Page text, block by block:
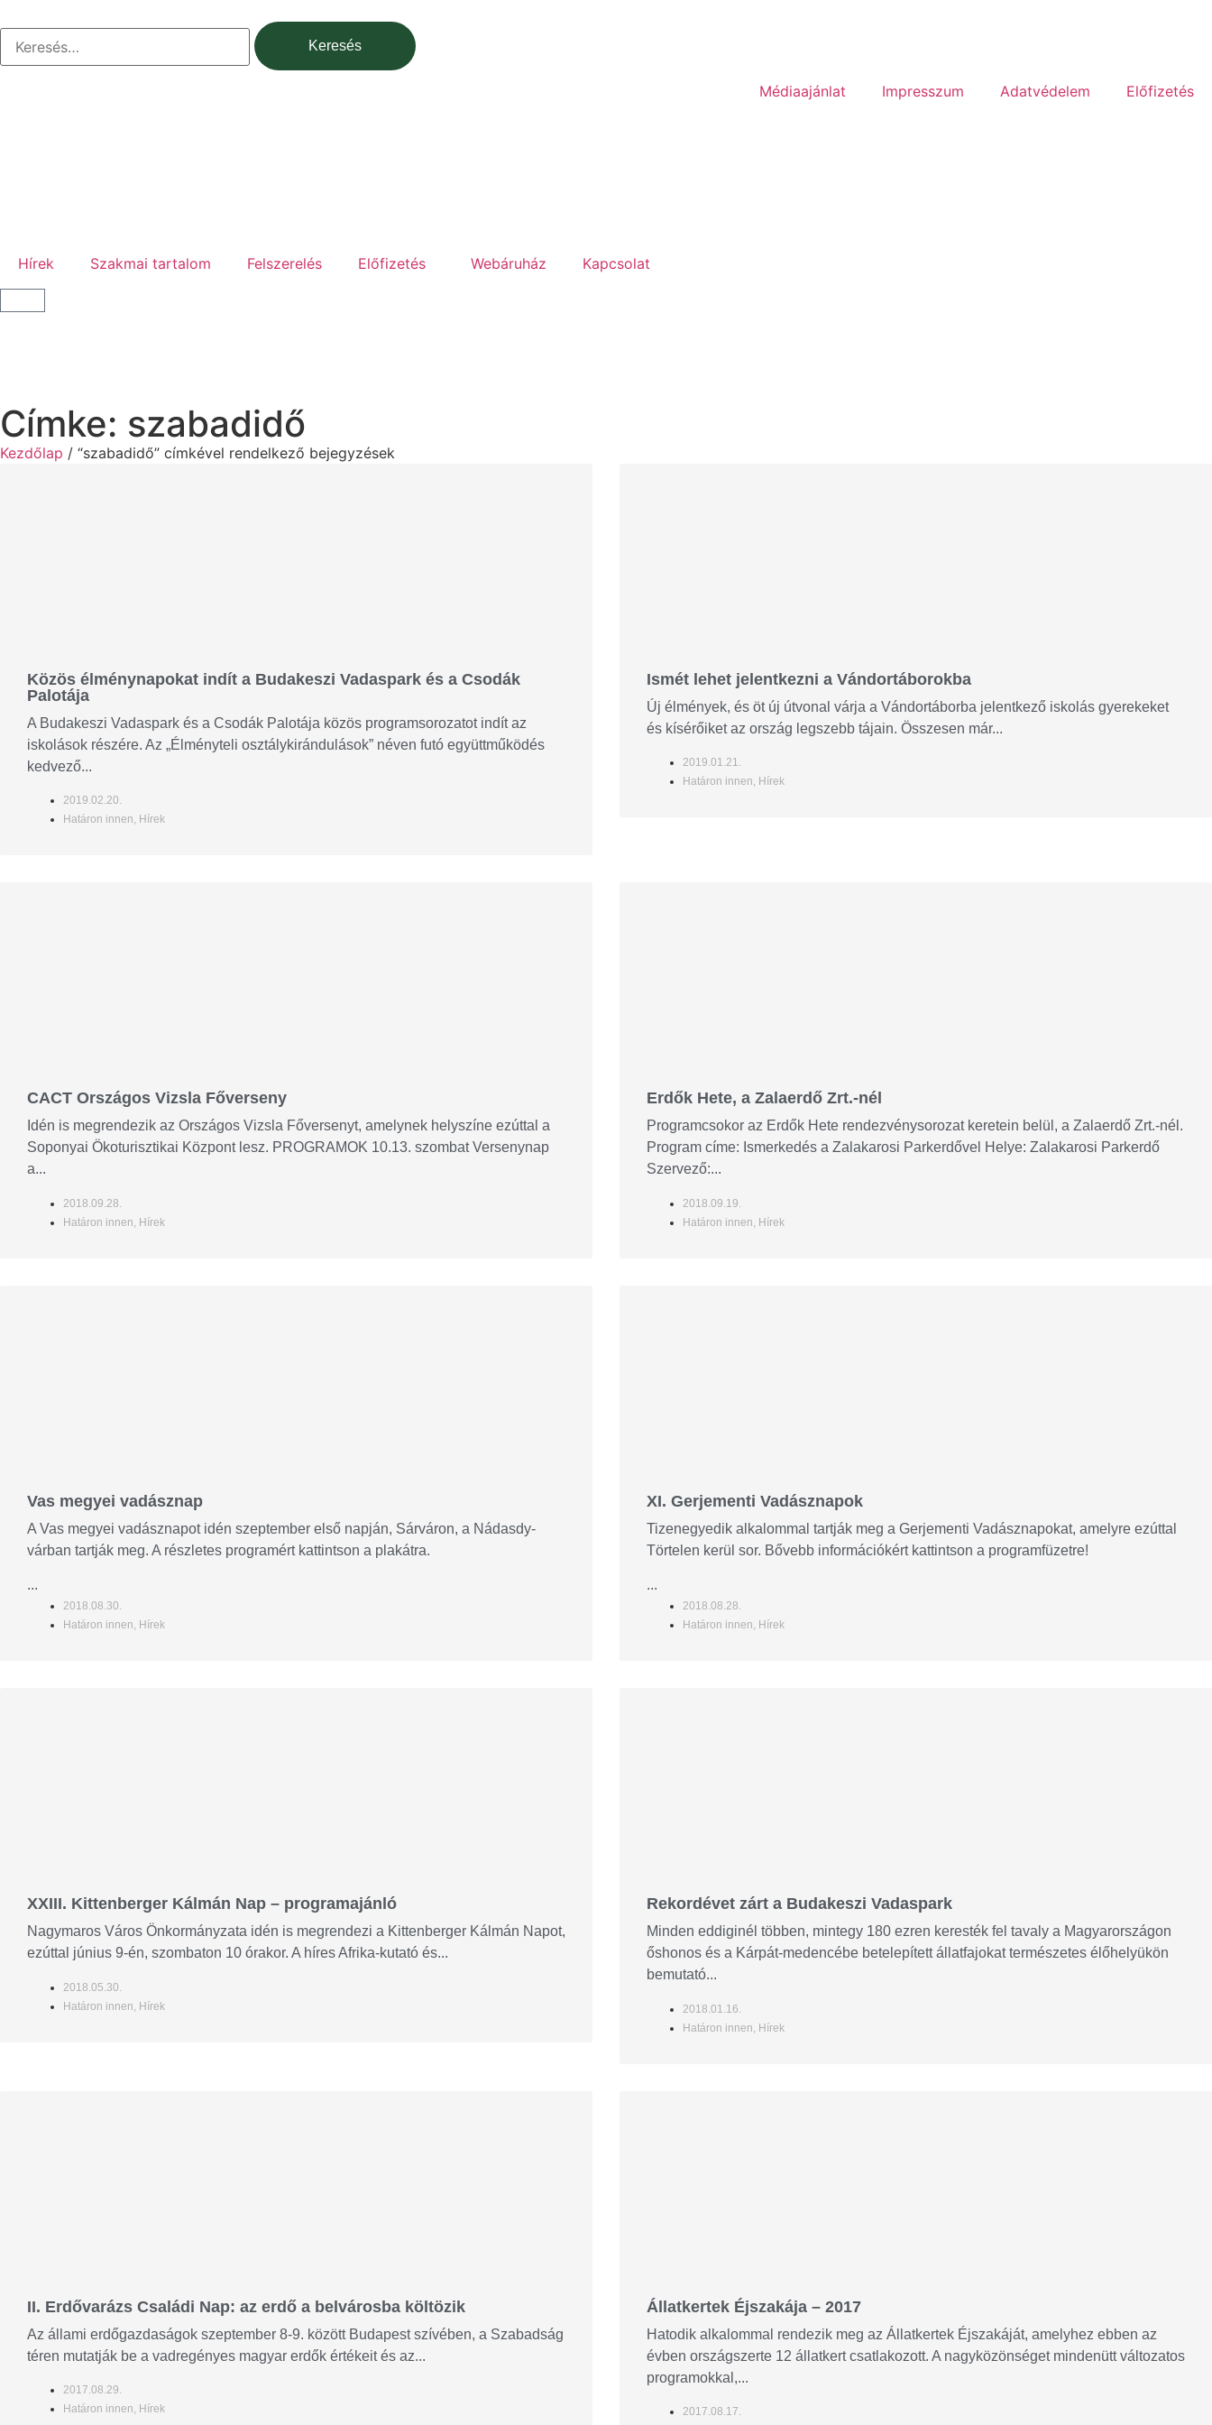
Médiaajánlat Impresszum Adatvédelem Előfizetés
Hírek Szakmai tartalom Felszerelés Előfizetés Webáruház Kapcsolat
Címke: szabadidő
Kezdőlap / “szabadidő” címkével rendelkező bejegyzések
Közös élménynapokat indít a Budakeszi Vadaspark és a Csodák
Palotája
A Budakeszi Vadaspark és a Csodák Palotája közös programsorozatot indít az
iskolások részére. Az „Élményteli osztálykirándulások” néven futó együttműködés
kedvező...
2019.02.20.
Határon innen, Hírek
Ismét lehet jelentkezni a Vándortáborokba
Új élmények, és öt új útvonal várja a Vándortáborba jelentkező iskolás gyerekeket
és kísérőiket az ország legszebb tájain. Összesen már...
2019.01.21.
Határon innen, Hírek
CACT Országos Vizsla Főverseny
Idén is megrendezik az Országos Vizsla Főversenyt, amelynek helyszíne ezúttal a
Soponyai Ökoturisztikai Központ lesz. PROGRAMOK 10.13. szombat Versenynap
a...
2018.09.28.
Határon innen Hírek
Erdők Hete, a Zalaerdő Zrt.-nél
Programcsokor az Erdők Hete rendezvénysorozat keretein belül, a Zalaerdő Zrt.-nél.
Program címe: Ismerkedés a Zalakarosi Parkerdővel Helye: Zalakarosi Parkerdő
Szervező:...
2018.09.19.
Határon innen Hírek
Vas megyei vadásznap
A Vas megyei vadásznapot idén szeptember első napján, Sárváron, a Nádasdy-
várban tartják meg. A részletes programért kattintson a plakátra.
...
2018.08.30.
Határon innen, Hírek
XI. Gerjementi Vadásznapok
Tizenegyedik alkalommal tartják meg a Gerjementi Vadásznapokat, amelyre ezúttal
Törtelen kerül sor. Bővebb információkért kattintson a programfüzetre!
...
2018.08.28.
Határon innen, Hírek
XXIII. Kittenberger Kálmán Nap – programajánló
Nagymaros Város Önkormányzata idén is megrendezi a Kittenberger Kálmán Napot,
ezúttal június 9-én, szombaton 10 órakor. A híres Afrika-kutató és...
2018.05.30.
Határon innen Hírek
Rekordévet zárt a Budakeszi Vadaspark
Minden eddiginél többen, mintegy 180 ezren keresték fel tavaly a Magyarországon
őshonos és a Kárpát-medencébe betelepített állatfajokat természetes élőhelyükön
bemutató...
2018.01.16.
Határon innen Hírek
II. Erdővarázs Családi Nap: az erdő a belvárosba költözik
Az állami erdőgazdaságok szeptember 8-9. között Budapest szívében, a Szabadság
téren mutatják be a vadregényes magyar erdők értékeit és az...
2017.08.29.
Határon innen, Hírek
Állatkertek Éjszakája – 2017
Hatodik alkalommal rendezik meg az Állatkertek Éjszakáját, amelyhez ebben az
évben országszerte 12 állatkert csatlakozott. A nagyközönséget mindenütt változatos
programokkal,...
2017.08.17.